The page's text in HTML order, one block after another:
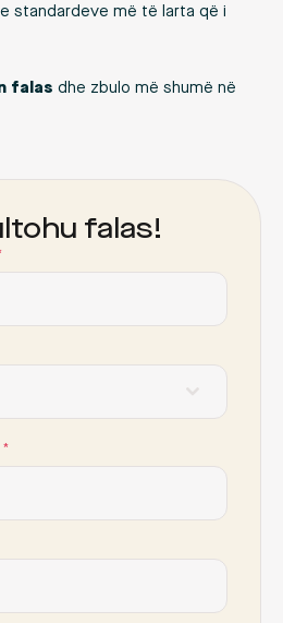
standardeve më të larta që i
falas dhe zbulo më shumë në
falas!
*